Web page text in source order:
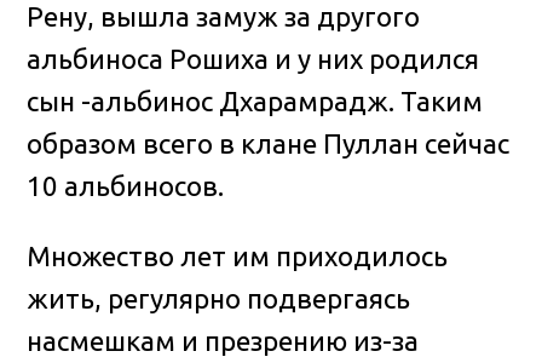
Рену, вышла замуж за другого
альбиноса Рошиха и у них родился
сын -альбинос Дхарамрадж. Таким
образом всего в клане Пуллан сейчас
10 альбиносов.
Множество лет им приходилось
жить, регулярно подвергаясь
насмешкам и презрению из-за